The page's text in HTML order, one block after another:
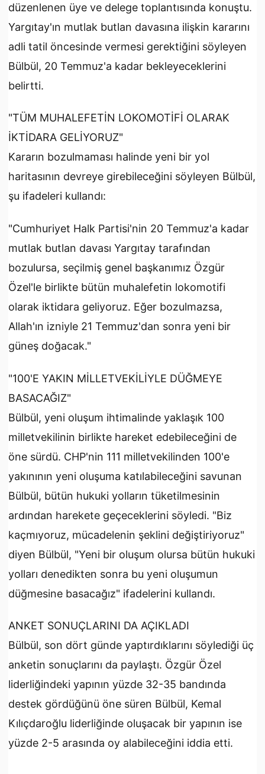
düzenlenen üye ve delege toplantısında konuştu.
Yargıtay'ın mutlak butlan davasına ilişkin kararını
adli tatil öncesinde vermesi gerektiğini söyleyen
Bülbül, 20 Temmuz'a kadar bekleyeceklerini
belirtti.
"TÜM MUHALEFETİN LOKOMOTİFİ OLARAK
İKTİDARA GELİYORUZ"
Kararın bozulmaması halinde yeni bir yol
haritasının devreye girebileceğini söyleyen Bülbül,
şu ifadeleri kullandı:
"Cumhuriyet Halk Partisi'nin 20 Temmuz'a kadar
mutlak butlan davası Yargıtay tarafından
bozulursa, seçilmiş genel başkanımız Özgür
Özel'le birlikte bütün muhalefetin lokomotifi
olarak iktidara geliyoruz. Eğer bozulmazsa,
Allah'ın izniyle 21 Temmuz'dan sonra yeni bir
güneş doğacak."
"100'E YAKIN MİLLETVEKİLİYLE DÜĞMEYE
BASACAĞIZ"
Bülbül, yeni oluşum ihtimalinde yaklaşık 100
milletvekilinin birlikte hareket edebileceğini de
öne sürdü. CHP'nin 111 milletvekilinden 100'e
yakınının yeni oluşuma katılabileceğini savunan
Bülbül, bütün hukuki yolların tüketilmesinin
ardından harekete geçeceklerini söyledi. "Biz
kaçmıyoruz, mücadelenin şeklini değiştiriyoruz"
diyen Bülbül, "Yeni bir oluşum olursa bütün hukuki
yolları denedikten sonra bu yeni oluşumun
düğmesine basacağız" ifadelerini kullandı.
ANKET SONUÇLARINI DA AÇIKLADI
Bülbül, son dört günde yaptırdıklarını söylediği üç
anketin sonuçlarını da paylaştı. Özgür Özel
liderliğindeki yapının yüzde 32-35 bandında
destek gördüğünü öne süren Bülbül, Kemal
Kılıçdaroğlu liderliğinde oluşacak bir yapının ise
yüzde 2-5 arasında oy alabileceğini iddia etti.